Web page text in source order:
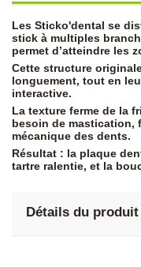
Les Sticko'dental se
stick à multiples
permet d’atteindre les
Cette structure
longuement, tout en
interactive.
La texture ferme de la
besoin de mastication,
mécanique des dents.
Résultat : la plaque
tartre ralentie, et la
Détails du produit